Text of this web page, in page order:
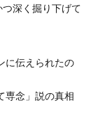
深く掘り下げて
に伝えられたの
専念」説の真相